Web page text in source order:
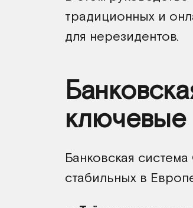
традиционных и
для нерезидентов.
ключевые
Банковская
стабильных в